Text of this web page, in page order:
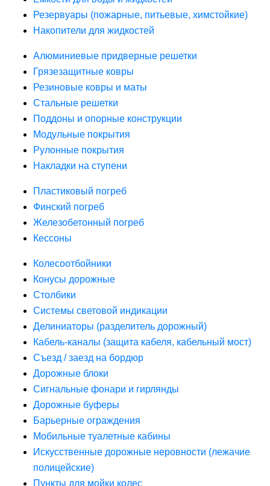
Резервуары (пожарные, питьевые, химстойкие)
Накопители для жидкостей
Алюминиевые придверные решетки
Грязезащитные ковры
Резиновые ковры и маты
Стальные решетки
Поддоны и опорные конструкции
Модульные покрытия
Рулонные покрытия
Накладки на ступени
Пластиковый погреб
Финский погреб
Железобетонный погреб
Кессоны
Колесоотбойники
Конусы дорожные
Столбики
Системы световой индикации
Делиниаторы (разделитель дорожный)
Кабель-каналы (защита кабеля, кабельный мост)
Съезд / заезд на бордюр
Дорожные блоки
Сигнальные фонари и гирлянды
Дорожные буферы
Барьерные ограждения
Мобильные туалетные кабины
Искусственные дорожные неровности (лежачие
полицейские)
Пункты для мойки колес